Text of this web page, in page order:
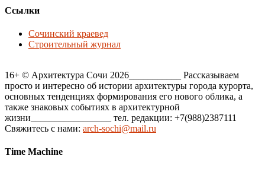
Ссылки
Сочинский краевед
Строительный журнал
16+ © Архитектура Сочи 2026___________ Рассказываем
просто и интересно об истории архитектуры города курорта,
основных тенденциях формирования его нового облика, а
также знаковых событиях в архитектурной
жизни_________________ тел. редакции: +7(988)2387111
Свяжитесь с нами: arch-sochi@mail.ru
Time Machine